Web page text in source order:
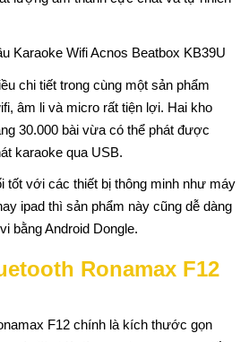
chi tiết trong cùng một sản phẩm
âm li và micro rất tiện lợi. Hai kho
30.000 bài vừa có thể phát được
karaoke qua USB.
tốt với các thiết bị thông minh như máy
ipad thì sản phẩm này cũng dễ dàng
bằng Android Dongle.
Ronamax F12
F12 chính là kích thước gọn